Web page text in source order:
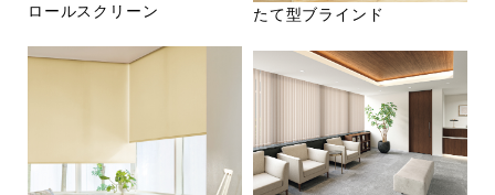
ロールスクリーン たて型ブラインド